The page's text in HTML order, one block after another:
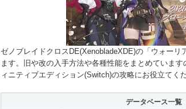
ゼノブレイドクロスDE(XenobladeXDE)の「ウォーリ
ます。旧や改の入手方法や各種性能をまとめていま
ィニティブエディション(Switch)の攻略にお役立てくだ
データベース一覧